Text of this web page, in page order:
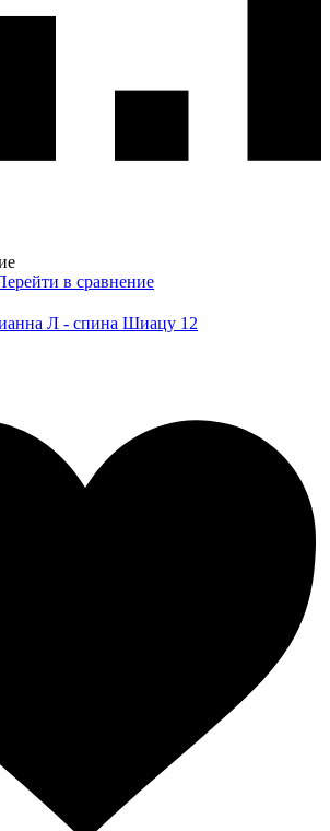
в сравнение
Л - спина Шиацу 12